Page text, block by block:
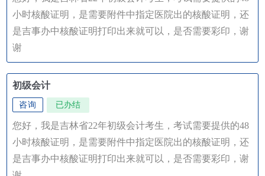
小时核酸证明，是需要附件中指定医院出的核酸证明，还
是吉事办中核酸证明打印出来就可以，是否需要彩印，谢
谢
初级会计
咨询 已办结
您好，我是吉林省22年初级会计考生，考试需要提供的48
小时核酸证明，是需要附件中指定医院出的核酸证明，还
是吉事办中核酸证明打印出来就可以，是否需要彩印，谢